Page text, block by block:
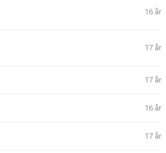
16 år
17 år
17 år
16 år
17 år